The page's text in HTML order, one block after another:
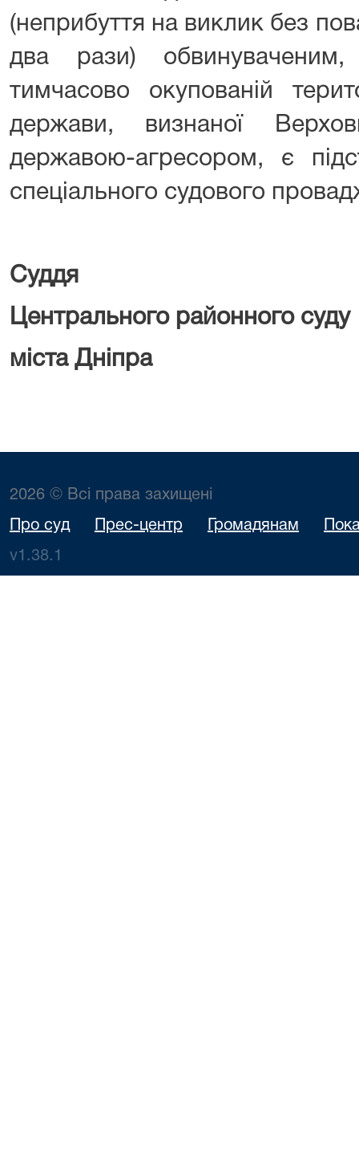
(неприбуття на виклик без
два рази)
тимчасово окупованій
держави, визнаної
державою-агресором, є
спеціального судового
Суддя
Центрального районного суду
міста Дніпра
2026 © Всі права захищені
Про суд Прес-центр Громадянам
v1.38.1